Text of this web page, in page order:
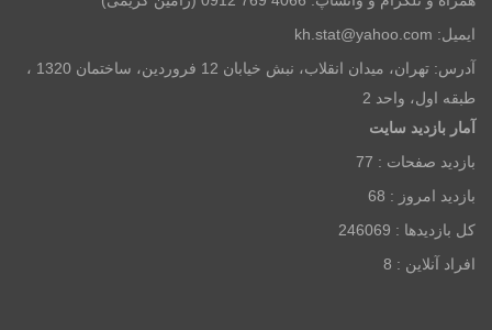
آدرس: تهران، میدان انقلاب، نبش خیابان 12 فروردین، ساختمان 1320 ،